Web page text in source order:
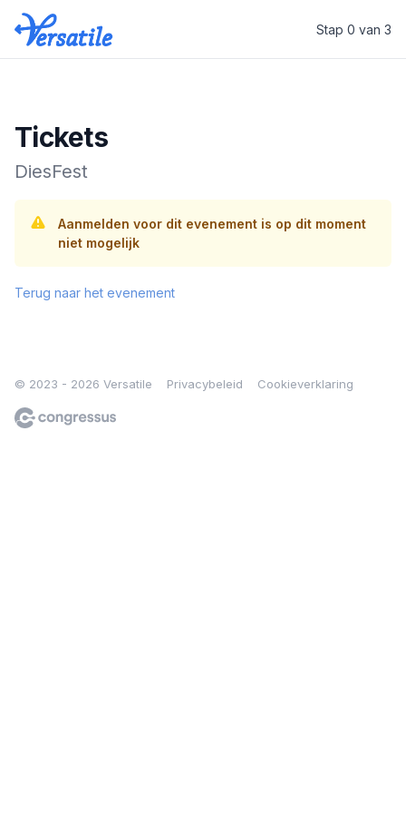
Versatile
Stap 0 van 3
Tickets
DiesFest
Aanmelden voor dit evenement is op dit moment
niet mogelijk
Terug naar het evenement
© 2023 - 2026 Versatile Privacybeleid Cookieverklaring